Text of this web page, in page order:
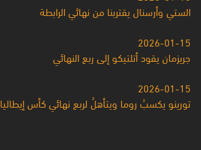
الستي وأرسنال يقتربنا من نهائي الرابطة
2026-01-15
جريزمان يقود أتلتيكو إلى ربع النهائي
2026-01-15
تورينو يكسبُ روما ويتأهلُ لربع نهائي كأس إيطاليا